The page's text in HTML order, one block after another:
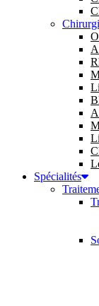
Spécialités